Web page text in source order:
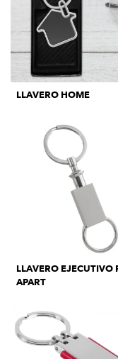
LLAVERO HOME
LLAVERO EJECUTIVO
APART